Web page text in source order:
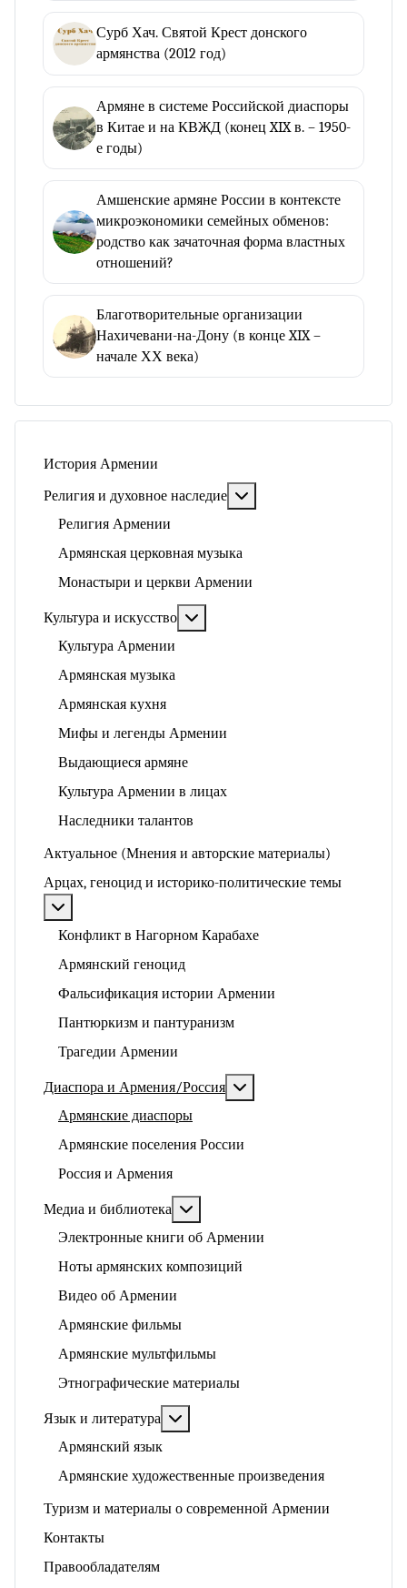
История Армении
Религия и духовное наследие
Религия Армении
Армянская церковная музыка
Монастыри и церкви Армении
Культура и искусство
Культура Армении
Армянская музыка
Армянская кухня
Мифы и легенды Армении
Выдающиеся армяне
Культура Армении в лицах
Наследники талантов
Актуальное (Мнения и авторские материалы)
Арцах, геноцид и историко-политические темы
Конфликт в Нагорном Карабахе
Армянский геноцид
Фальсификация истории Армении
Пантюркизм и пантуранизм
Трагедии Армении
Диаспора и Армения/Россия
Армянские диаспоры
Армянские поселения России
Россия и Армения
Медиа и библиотека
Электронные книги об Армении
Ноты армянских композиций
Видео об Армении
Армянские фильмы
Армянские мультфильмы
Этнографические материалы
Язык и литература
Армянский язык
Армянские художественные произведения
Туризм и материалы о современной Армении
Контакты
Правообладателям
Сурб Хач. Святой Крест донского
армянства (2012 год)
Армяне в системе Российской диаспоры
в Китае и на КВЖД (конец XIX в. – 1950-
е годы)
Амшенские армяне России в контексте
микроэкономики семейных обменов:
родство как зачаточная форма властных
отношений?
Благотворительные организации
Нахичевани-на-Дону (в конце XIX –
начале ХХ века)